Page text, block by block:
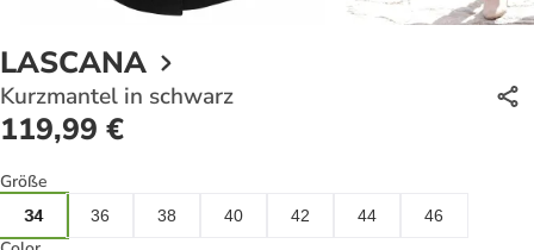
LASCANA
Kurzmantel in schwarz
119,99 €
Größe
34 36 38 40 42 44 46